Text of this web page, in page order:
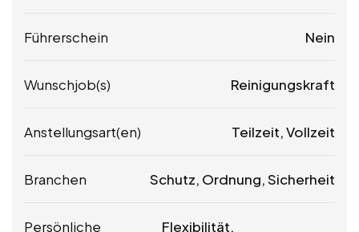
Führerschein Nein
Wunschjob(s) Reinigungskraft
Anstellungsart(en) Teilzeit, Vollzeit
Branchen Schutz, Ordnung, Sicherheit
Persönliche
Flexibilität,